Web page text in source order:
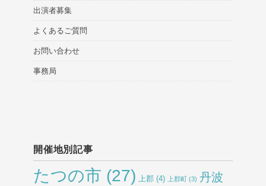
出演者募集
よくあるご質問
お問い合わせ
事務局
開催地別記事
たつの市 (27) 上郡 (4) 上郡町 (3) 丹波